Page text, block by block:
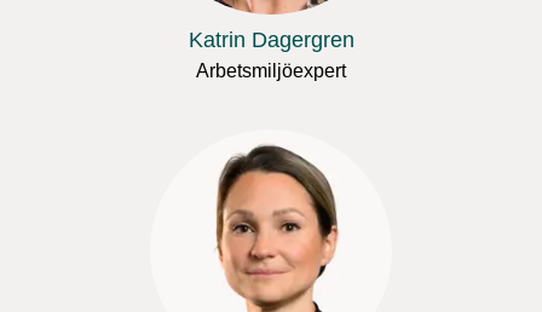
Katrin Dagergren
Arbetsmiljöexpert